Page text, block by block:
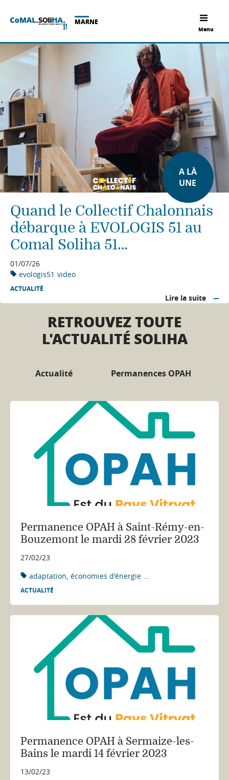
Menu
MARNE
A LÀ
UNE
Quand le Collectif Chalonnais
débarque à EVOLOGIS 51 au
Comal Soliha 51…
01/07/26
evologis51 video
ACTUALITÉ
Lire la suite
RETROUVEZ TOUTE
L'ACTUALITÉ SOLIHA
Actualité Permanences OPAH
Permanence OPAH à Saint-Rémy-en-
Bouzemont le mardi 28 février 2023
27/02/23
adaptation économies d'énergie ...
ACTUALITÉ
Permanence OPAH à Sermaize-les-
Bains le mardi 14 février 2023
13/02/23